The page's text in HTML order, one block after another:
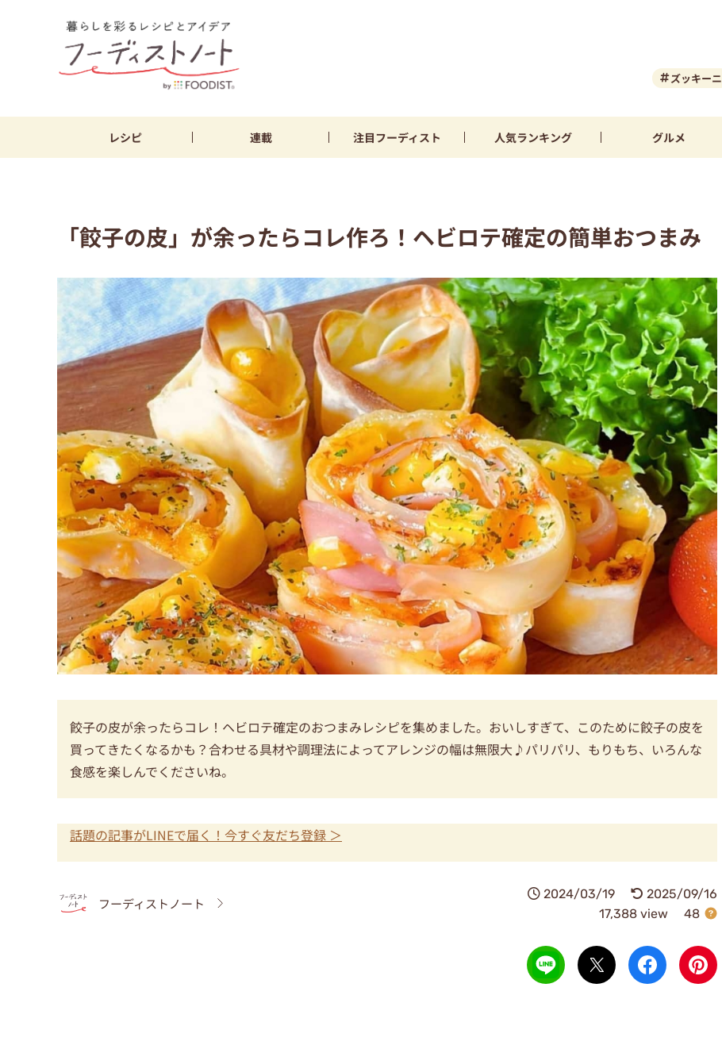
ズッキーニ
レシピ 連載 注目フーディスト 人気ランキング グルメ
「餃子の皮」が余ったらコレ作ろ！ヘビロテ確定の簡単おつまみ
餃子の皮が余ったらコレ！ヘビロテ確定のおつまみレシピを集めました。おいしすぎて、このために餃子の皮を
買ってきたくなるかも？合わせる具材や調理法によってアレンジの幅は無限大♪パリパリ、もりもち、いろんな
食感を楽しんでくださいね。
話題の記事がLINEで届く！今すぐ友だち登録 ＞
フーディストノート
2024/03/19
2025/09/16
17,388 view
48